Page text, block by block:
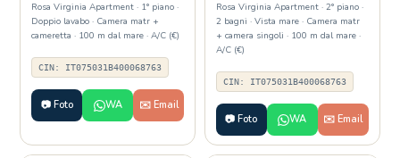
Rosa Virginia Apartment · 1° piano ·
Doppio lavabo · Camera matr +
cameretta · 100 m dal mare · A/C (€)
CIN: IT075031B400068763
📷 Foto WA ✉️ Email
Rosa Virginia Apartment · 2° piano ·
2 bagni · Vista mare · Camera matr
+ camera singoli · 100 m dal mare ·
A/C (€)
CIN: IT075031B400068763
📷 Foto WA ✉️ Email